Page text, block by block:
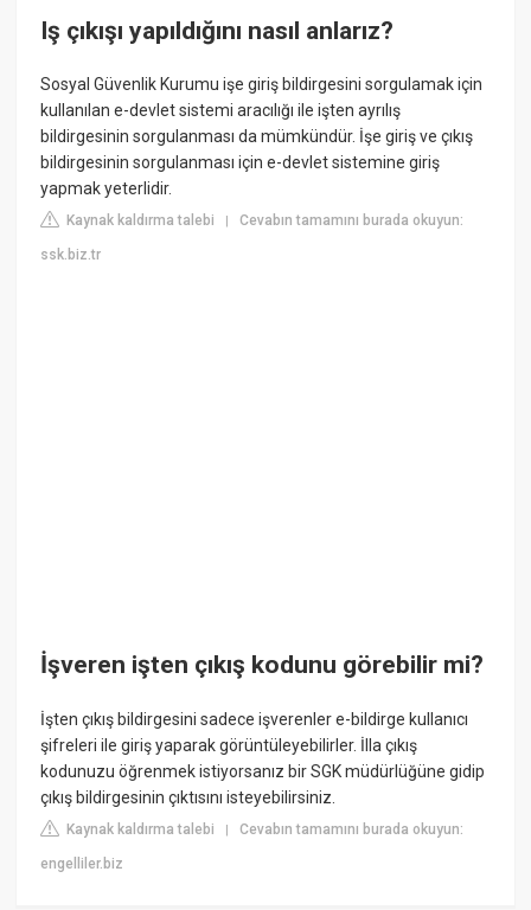
Iş çıkışı yapıldığını nasıl anlarız?
Sosyal Güvenlik Kurumu işe giriş bildirgesini sorgulamak için
kullanılan e-devlet sistemi aracılığı ile işten ayrılış
bildirgesinin sorgulanması da mümkündür. İşe giriş ve çıkış
bildirgesinin sorgulanması için e-devlet sistemine giriş
yapmak yeterlidir.
Kaynak kaldırma talebi |Cevabın tamamını burada okuyun:
ssk.biz.tr
İşveren işten çıkış kodunu görebilir mi?
İşten çıkış bildirgesini sadece işverenler e-bildirge kullanıcı
şifreleri ile giriş yaparak görüntüleyebilirler. İlla çıkış
kodunuzu öğrenmek istiyorsanız bir SGK müdürlüğüne gidip
çıkış bildirgesinin çıktısını isteyebilirsiniz.
Kaynak kaldırma talebi |Cevabın tamamını burada okuyun:
engelliler.biz